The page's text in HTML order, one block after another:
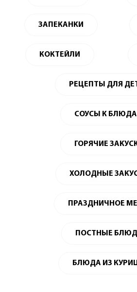
ЗАПЕКАНКИ
КОКТЕЙЛИ
РЕЦЕПТЫ ДЛЯ
СОУСЫ К
ГОРЯЧИЕ
ХОЛОДНЫЕ
ПРАЗДНИЧНОЕ
ПОСТНЫЕ
БЛЮДА ИЗ